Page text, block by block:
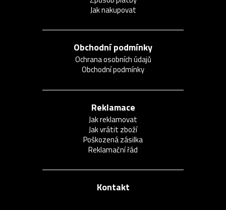
Jak nakupovat
Obchodní podmínky
Ochrana osobních údajů
Obchodní podmínky
Reklamace
Jak reklamovat
Jak vrátit zboží
Poškozená zásilka
Reklamační řád
Kontakt